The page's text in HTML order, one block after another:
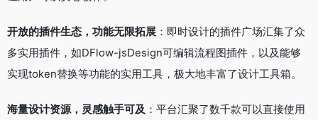
开放的插件生态，功能无限拓展 ：即时设计的插件广场汇集了众
多实用插件，如DFlow-jsDesign可编辑流程图插件，以及能够
实现token替换等功能的实用工具，极大地丰富了设计工具箱。
海量设计资源，灵感触手可及 ：平台汇聚了数千款可以直接使用